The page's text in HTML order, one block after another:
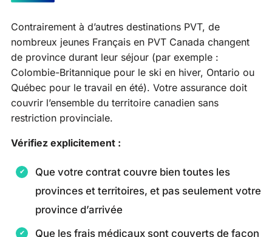
Contrairement à d’autres destinations PVT, de
nombreux jeunes Français en PVT Canada changent
de province durant leur séjour (par exemple :
Colombie-Britannique pour le ski en hiver, Ontario ou
Québec pour le travail en été). Votre assurance doit
couvrir l’ensemble du territoire canadien sans
restriction provinciale.
Vérifiez explicitement :
Que votre contrat couvre bien toutes les
provinces et territoires, et pas seulement votre
province d’arrivée
Que les frais médicaux sont couverts de façon